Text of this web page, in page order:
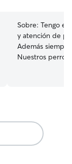
Sobre: Tengo
y atención de
Además
Nuestros perros
aprendiendo y
su cuidado. Con trabajo remoto y mucha
disponibilidad